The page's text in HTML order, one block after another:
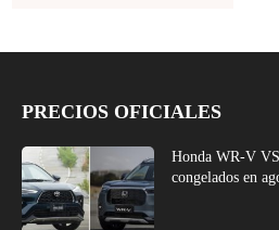
PRECIOS OFICIALES
Honda WR-V
congelados en